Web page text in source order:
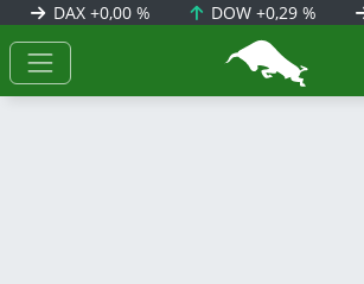
DAX +0,00 % DOW+0,29 %
BörsenNEWS.de